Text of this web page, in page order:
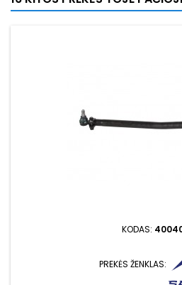
KODAS:
PREKĖS ŽENKLAS: